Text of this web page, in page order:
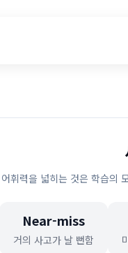
어휘력을 넓히는 것은 학습의
Near-miss
거의 사고가 날 뻔함